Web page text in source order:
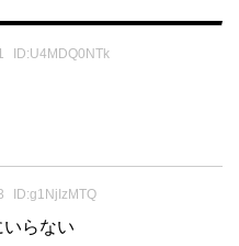
ID:U4MDQ0NTk
ID:g1NjIzMTQ
らない